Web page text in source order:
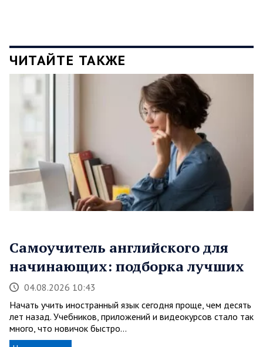
ЧИТАЙТЕ ТАКЖЕ
Самоучитель английского для
начинающих: подборка лучших
04.08.2026 10:43
Начать учить иностранный язык сегодня проще, чем десять
лет назад. Учебников, приложений и видеокурсов стало так
много, что новичок быстро…